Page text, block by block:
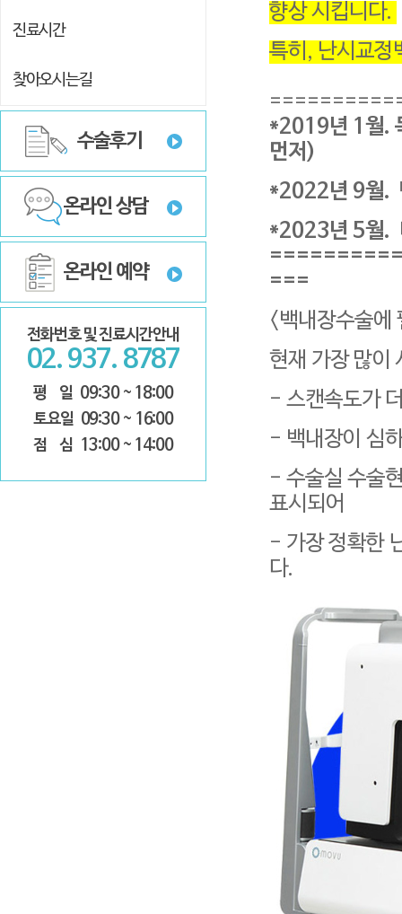
진료시간
찾아오시는길
수술후기
온라인 상담
온라인 예약
전화번호 및 진료시간안내
02. 937. 8787
평 일 09:30 ~ 18:00
토요일 09:30 ~ 16:00
점 심 13:00 ~ 14:00
향상 시킵니다.
특히, 난시교정
먼저)
*2022년 9월.
*2023년 5월.
===
<백내장수술에
현재 가장 많
- 스캔속도가
- 백내장이 심
표시되어
다.